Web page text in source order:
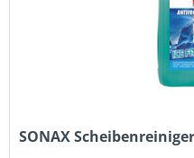
SONAX